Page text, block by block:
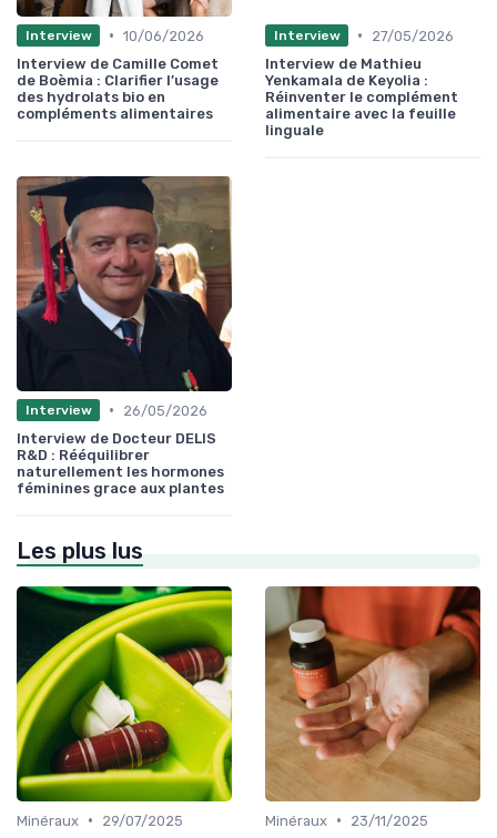
Interview • 10/06/2026
Interview de Camille Comet
de Boèmia : Clarifier l’usage
des hydrolats bio en
compléments alimentaires
Interview •
27/05/2026
Interview de Mathieu
Yenkamala de Keyolia :
Réinventer le complément
alimentaire avec la feuille
linguale
Interview •
26/05/2026
Interview de Docteur DELIS
R&D : Rééquilibrer
naturellement les hormones
féminines grace aux plantes
Les plus lus
Minéraux •
29/07/2025
Minéraux •
23/11/2025